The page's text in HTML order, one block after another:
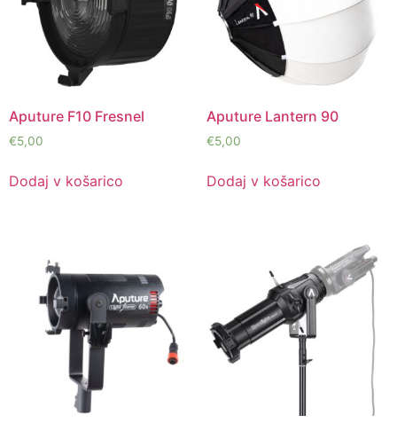
Aputure F10 Fresnel
€5,00
Dodaj v košarico
Aputure Lantern 90
€5,00
Dodaj v košarico